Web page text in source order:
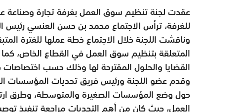
عقدت لجنة تنظيم سوق العمل بغرفة تجارة وصناعة
للغرفة، ترأس الاجتماع محمد بن حسن العنسي رئيس
وناقشت اللجنة خلال الاجتماع خطة عملها للفترة
المتعلقة بتنظيم سوق العمل في القطاع الخاص،
القضايا والحلول المقترحة لها وذلك حسب
وقدم عضو اللجنة ورئيس فريق تحديات المؤسسات
حول وضع المؤسسات الصغيرة والمتوسطة، وطرق